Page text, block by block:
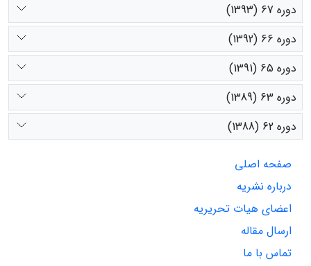
دوره 67 (1393)
دوره 66 (1392)
دوره 65 (1391)
دوره 63 (1389)
دوره 62 (1388)
صفحه اصلی
درباره نشریه
اعضای هیات تحریریه
ارسال مقاله
تماس با ما